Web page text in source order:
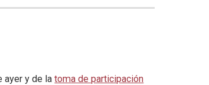
ayer y de latoma de participación